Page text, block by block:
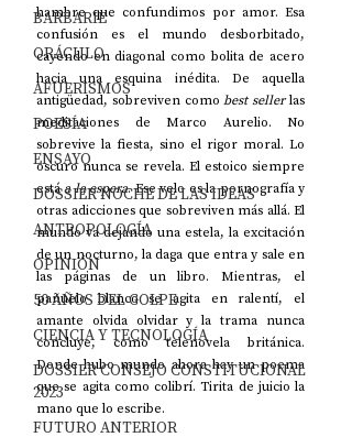
BARBARIE
ORÁCULO
AFUERISMOS
POESÍA
ENSAYO
DOSSIER NOCHE DE LAS IDEAS
ANTROPOLOGÍA
OPINIÓN
50 AÑOS DEL GOLPE
CIENCIA Y TECNOLOGÍA
DOSSIER CONSEJO CONSTITUCIONAL
2023
FUTURO ANTERIOR
hambre que confundimos por amor. Esa
confusión es el mundo desborbitado,
cayendo en diagonal como bolita de acero
hacia una esquina inédita. De aquella
antigüedad, sobreviven como best seller las
meditaciones de Marco Aurelio. No
sobrevive la fiesta, sino el rigor moral. Lo
oscuro nunca se revela. El estoico siempre
está a la espera. Ese velo es la pornografía y
otras adicciones que sobreviven más allá. El
mundo va dejando una estela, la excitación
de un nocturno, la daga que entra y sale en
las páginas de un libro. Mientras, el
pañuelo blanco se agita en ralentí, el
amante olvida olvidar y la trama nunca
concluye, como telenovela británica.
Donde hubo mundo ahora hay un poema
que se agita como colibrí. Tirita de juicio la
mano que lo escribe.